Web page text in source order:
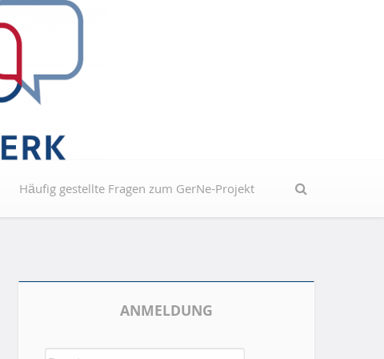
Häufig gestellte Fragen zum GerNe-Projekt
S
e
ANMELDUNG